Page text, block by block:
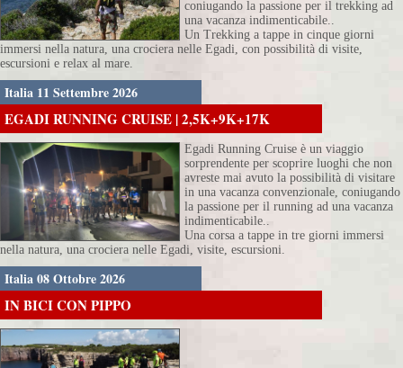
coniugando la passione per il trekking ad
una vacanza indimenticabile..
Un Trekking a tappe in cinque giorni
immersi nella natura, una crociera nelle Egadi, con possibilità di visite,
escursioni e relax al mare.
Italia 11 Settembre 2026
EGADI RUNNING CRUISE | 2,5K+9K+17K
Egadi Running Cruise è un viaggio
sorprendente per scoprire luoghi che non
avreste mai avuto la possibilità di visitare
in una vacanza convenzionale, coniugando
la passione per il running ad una vacanza
indimenticabile..
Una corsa a tappe in tre giorni immersi
nella natura, una crociera nelle Egadi, visite, escursioni.
Italia 08 Ottobre 2026
IN BICI CON PIPPO